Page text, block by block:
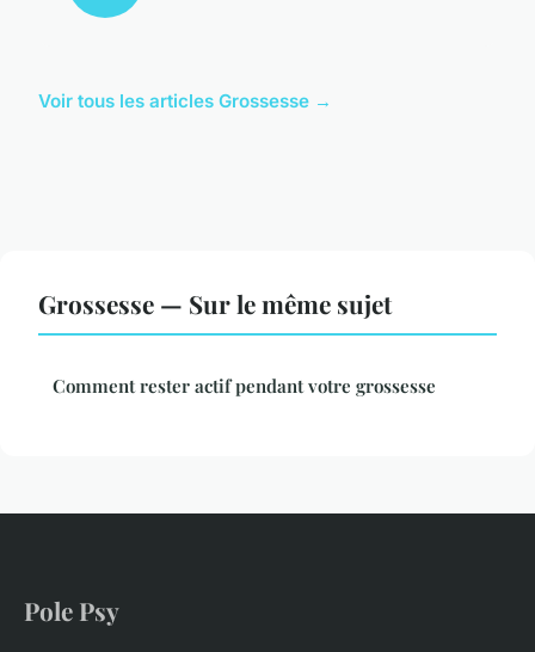
Voir tous les articles Grossesse →
Grossesse — Sur le même sujet
Comment rester actif pendant votre grossesse
Pole Psy